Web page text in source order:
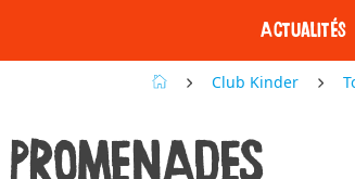
Actualités
Club Kinder